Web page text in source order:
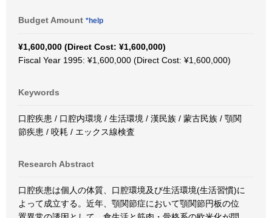
Budget Amount *help
¥1,600,000 (Direct Cost: ¥1,600,000)
Fiscal Year 1995: ¥1,600,000 (Direct Cost: ¥1,600,000)
Keywords
口腔疾患 / 口腔内環境 / 生活環境 / 漢民族 / 蒙古民族 / 顎関
節疾患 / 咬耗 / エックス線検査
Research Abstract
口腔疾患は個人の体質、口腔環境及び生活環境(生活習慣)に
よって成立する。近年、顎関節症において顎関節円板の位